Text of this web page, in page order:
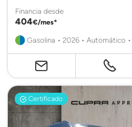
Financia desde
404€/mes*
Gasolina • 2026 • Automático •
Certificado